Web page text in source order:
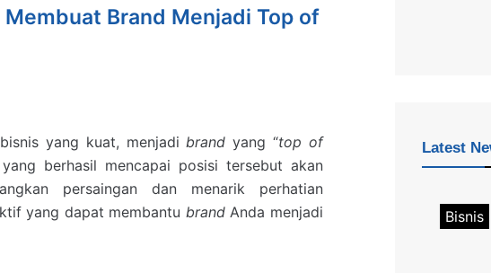
Brand Menjadi Top of
yang kuat, menjadibrandyang “top of
berhasil mencapai posisi tersebut akan
persaingan dan menarik perhatian
yang dapat membantu brandAnda menjadi
Latest
Bisnis